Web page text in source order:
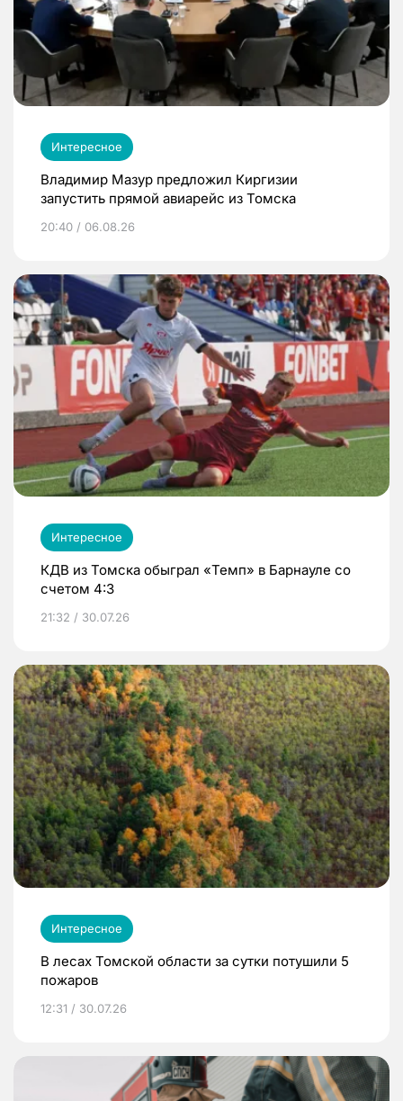
Интересное
Владимир Мазур предложил Киргизии
запустить прямой авиарейс из Томска
20:40 / 06.08.26
Интересное
КДВ из Томска обыграл «Темп» в Барнауле со
счетом 4:3
21:32 / 30.07.26
Интересное
В лесах Томской области за сутки потушили 5
пожаров
12:31 / 30.07.26